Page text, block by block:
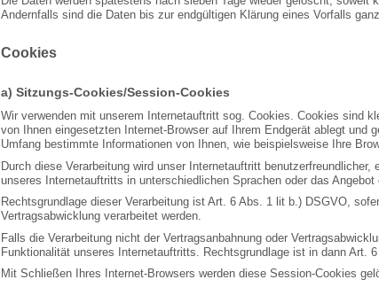
Andernfalls sind die Daten bis zur endgültigen Klärung eines Vorfalls
Cookies
a) Sitzungs-Cookies/Session-Cookies
Wir verwenden mit unserem Internetauftritt sog. Cookies. Cookies sind
von Ihnen eingesetzten Internet-Browser auf Ihrem Endgerät ablegt und
Umfang bestimmte Informationen von Ihnen, wie beispielsweise Ihre
Durch diese Verarbeitung wird unser Internetauftritt
unseres Internetauftritts in unterschiedlichen Sprachen oder das Angebot
Rechtsgrundlage dieser Verarbeitung ist Art. 6 Abs. 1 lit b.) DSGVO,
Vertragsabwicklung verarbeitet werden.
Falls die Verarbeitung nicht der Vertragsanbahnung oder
Funktionalität unseres Internetauftritts. Rechtsgrundlage ist in dann Art.
Mit Schließen Ihres Internet-Browsers werden diese Session-Cookies